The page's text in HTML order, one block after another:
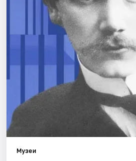
Площадки
Музеи